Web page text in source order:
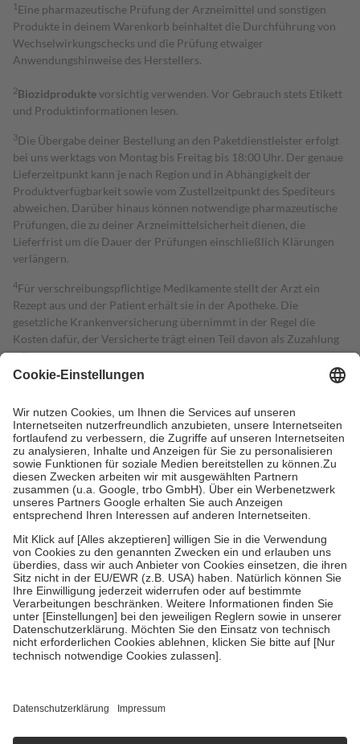
1 Eine pharmazeutische Prüfung der Arzneimittel und sonstigen
Produkte in deinem Warenkorb beinhaltet die Durchführung von
Wechselwirkungschecks und die Prüfung etwaiger
Anwendungshinweise des Herstellers.
2Biozidproduktevorsichtig verwenden. Vor Gebrauch stets Etikett
und Produktinformationen lesen.
3Die Übergabe deiner Bestellung an den Paketdienstleister erfolgt
bei uns werktags von Montag bis Freitag bis 18:00 Uhr. Der genaue
Lieferzeitpunkt kann je nach Region und in Abhängigkeit der
Produktverfügbarkeit sowie vom Zustellzeitpunkt des Spediteurs
abweichen. Darüber hinaus können notwendige pharmazeutische
Prüfungen, die zu deiner Arzneimittelsicherheit dienen, die
Lieferfrist um die Dauer der Prüfungen einschließlich Klärungen
verlängern.
4Für verschreibungspflichtige Medikamente stellt der Arzt ein
Rezept aus und der Patient erhält sie in der Apotheke. Die
gesetzliche Krankenversicherung übernimmt in der Regel die
Kosten dafür, der Versicherte trägt einen Teil davon als Zuzahlung
mit.
Grundsätzlich leisten Mitglieder Zuzahlungen in Höhe von zehn
höchstens zehn Euro.
Es sind jedoch nie mehr als die tatsächlichen
Kosten der Leistung zu entrichten.
Diese Regeln gelten grundsätzlich auch für Online-Apotheken.
Bei Heilmitteln und häuslicher Krankenpflege beträgt die
Zuzahlung zehn Prozent der Kosten sowie zehn Euro je
Verordnung.
Um das Engagement der Versicherten für ihre eigene Gesundheit zu
stärken und die besondere Stellung der Familie zu unterstützen,
fallenkeine Zuzahlungenan bei:
• Kindern und Jugendlichen bis zum vollendeten 18. Lebensjahr
mit Ausnahme der Fahrkosten
• Untersuchungen zur Vorsorge und Früherkennung, die von der
GKV getragen werden
• empfohlenen Schutzimpfungen
• Harn- und Blutteststreifen
getroffen, um sicherzustellen, dass es sich um echte Bewertungen
https://help.etrusted.com/hc/de/articles/4419944605341